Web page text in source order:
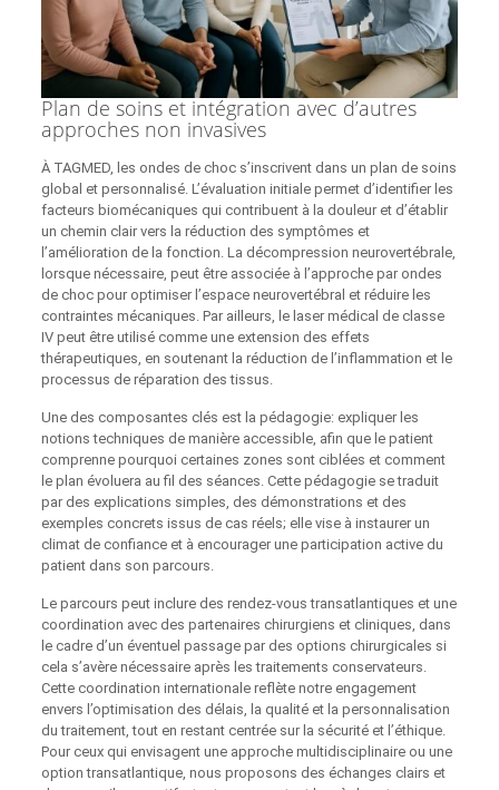
Plan de soins et intégration avec d’autres
approches non invasives
À TAGMED, les ondes de choc s’inscrivent dans un plan de soins
global et personnalisé. L’évaluation initiale permet d’identifier les
facteurs biomécaniques qui contribuent à la douleur et d’établir
un chemin clair vers la réduction des symptômes et
l’amélioration de la fonction. La décompression neurovertébrale,
lorsque nécessaire, peut être associée à l’approche par ondes
de choc pour optimiser l’espace neurovertébral et réduire les
contraintes mécaniques. Par ailleurs, le laser médical de classe
IV peut être utilisé comme une extension des effets
thérapeutiques, en soutenant la réduction de l’inflammation et le
processus de réparation des tissus.
Une des composantes clés est la pédagogie: expliquer les
notions techniques de manière accessible, afin que le patient
comprenne pourquoi certaines zones sont ciblées et comment
le plan évoluera au fil des séances. Cette pédagogie se traduit
par des explications simples, des démonstrations et des
exemples concrets issus de cas réels; elle vise à instaurer un
climat de confiance et à encourager une participation active du
patient dans son parcours.
Le parcours peut inclure des rendez-vous transatlantiques et une
coordination avec des partenaires chirurgiens et cliniques, dans
le cadre d’un éventuel passage par des options chirurgicales si
cela s’avère nécessaire après les traitements conservateurs.
Cette coordination internationale reflète notre engagement
envers l’optimisation des délais, la qualité et la personnalisation
du traitement, tout en restant centrée sur la sécurité et l’éthique.
Pour ceux qui envisagent une approche multidisciplinaire ou une
option transatlantique, nous proposons des échanges clairs et